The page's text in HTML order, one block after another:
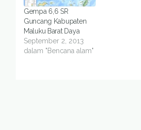
Gempa 6,6 SR
Guncang Kabupaten
Maluku Barat Daya
September 2, 2013
dalam "Bencana alam"